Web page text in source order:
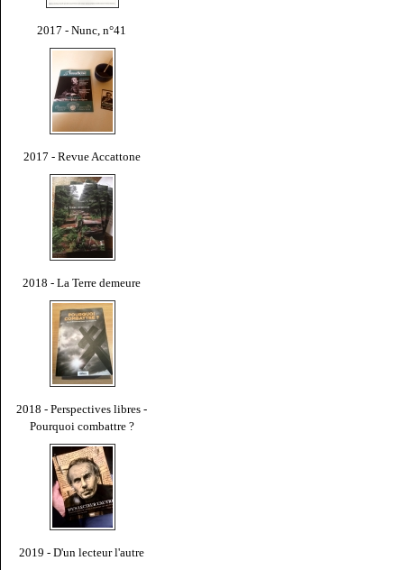
2017 - Nunc, n°41
2017 - Revue Accattone
2018 - La Terre demeure
2018 - Perspectives libres -
Pourquoi combattre ?
2019 - D'un lecteur l'autre